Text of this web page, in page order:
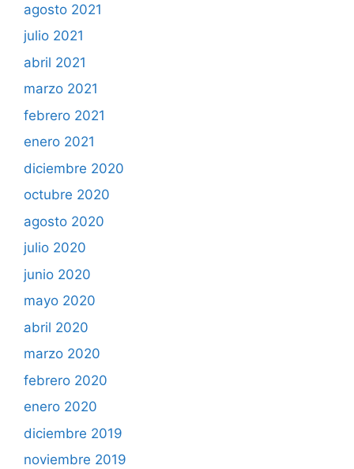
agosto 2021
julio 2021
abril 2021
marzo 2021
febrero 2021
enero 2021
diciembre 2020
octubre 2020
agosto 2020
julio 2020
junio 2020
mayo 2020
abril 2020
marzo 2020
febrero 2020
enero 2020
diciembre 2019
noviembre 2019